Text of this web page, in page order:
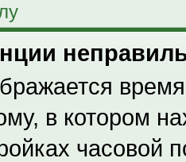
в котором
часовой